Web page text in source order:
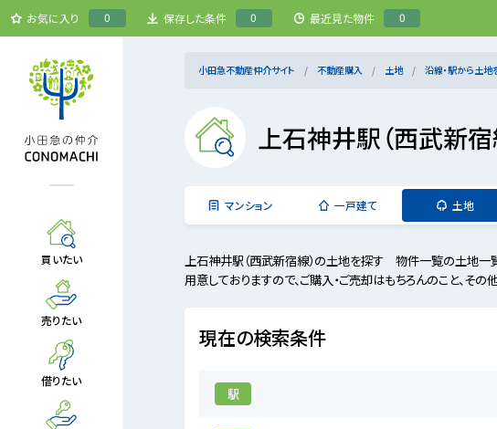
お気に入り 0 保存した条件 0 最近見た物件 0
買いたい
売りたい
借りたい
小田急不動産仲介サイト 不動産購入 土地 沿線・駅から土地
上石神井駅（西武新
マンション 一戸建て 土地
上石神井駅（西武新宿線）の土地を探す 物件一覧の土地一
用意しておりますので、ご購入・ご売却はもちろんのこと、そ
現在の検索条件
駅